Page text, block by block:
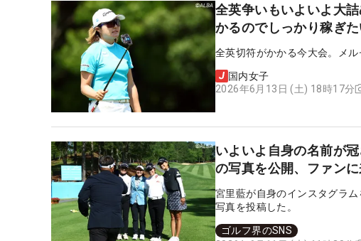
全英争いもいよいよ大詰め 飛行機代
かるのでしっかり稼ぎた
全英切符がかかる今大会。メ
国内女子
2026年6月13日 (土) 18時17分
いよいよ自身の名前が
の写真を公開、ファン
宮里藍が自身のインスタグラ
写真を投稿した。
ゴルフ界のSNS